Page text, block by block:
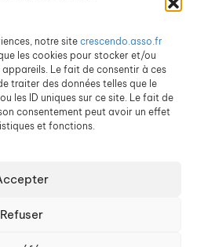
notre site crescendo.asso.fr
les cookies pour stocker et/ou
Le fait de consentir à ces
traiter des données telles que le
les ID uniques sur ce site. Le fait de
consentement peut avoir un effet
et fonctions.
Refuser
du Groupe SOS